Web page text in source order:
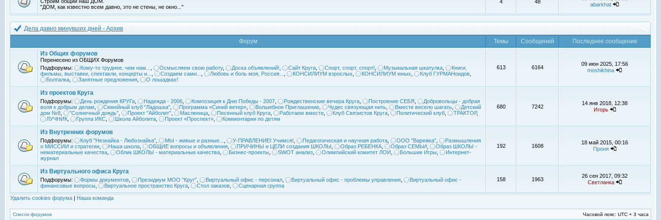
"ДОМ, как известно всем давно, это не стены, не окно..."
4 48
abarkhat
Дела давно минувших дней - Архив
Форум
Темы Сообщений
Последнее сообщение
Из Общих форумов
Перенесено из ОБЩИХ Форумов
Подфорумы:
Кому-то труднее, чем нам... Осмысляем свою работу, Доска объявлений! Сайт Круга Спорт, спорт, спорт! Музыкальная шкатулка
Книги,
фильмы, выставки, спектакли, концерты и...
Создаем сами... Любовь и боль моя, Россия... КОНСИЛИУМ взрослых КОНСИЛИУМ юных Клуб ГУРМАНоидов
Болталка
Занятные предложения О лошадках!
613 6164
09 июн 2025, 17:56
moshikhina
Из проектов Круга
Подфорумы: День рождения КРУГа Надежда - 2006 Композиция к Дню Победы - 2007 Рождественские вечера Круга Построение СЕБЯ
Добровольцы - добрая
воля к добрым делам
Семейный клуб "Ладошка" Программа «Синий ветер» Волшебное Приглашение Чудес связующая нить Вместе весело шагать
Детский
дом №8
"Солнечный дождь" Проект "Айболит" Масленица Песенный клуб Круга Работаем вместе Клуб Связистов Круга Политический клуб ТРАКТОР,
ЛУЧНИК
Группа ИКС Школа Айболита Проект «Проспект» Комментарии по детям
680 7242
14 янв 2018, 12:38
Игорь
Из Внутренних форумов
Подфорумы: Клуб "Незнайка - Любознайка" МЫ - живые и разные... У-ПРАВЛЕНИЕ! Учимся! Педагогическая и научная работа ООО "Варежка"
Размышления
о МИССИИ и стратегии
Наша школа ОБЩИЕ вопросы и объявления ПРИЧИНЫ и ЦЕЛИ создания ШКОЛЫ Образ РЕБЕНКА Образ СЕМЬИ
Образ ШКОЛЫ -
нематериальные качества
Облик ШКОЛЫ - материальные качества Бизнес-проекты SWOT анализ Олимпийский комитет ЛОИ Большие Игры
Интернет-
журнал
192 1608
18 май 2015, 00:16
Проня
Из Виртуального офиса Круга
Подфорумы: Формы документов Президиум МОО "Круг" Виртуальный офис - персонал Виртуальный офис - проблемы управления
Виртуальный офис -
финансовые вопросы
Виртуальное пространство Круга Стол заказов Сценарная группа
158 1963
26 сен 2017, 09:32
Светланка
Удалить cookies форума | Наша команда
Список форумов Часовой пояс: UTC + 3 часа